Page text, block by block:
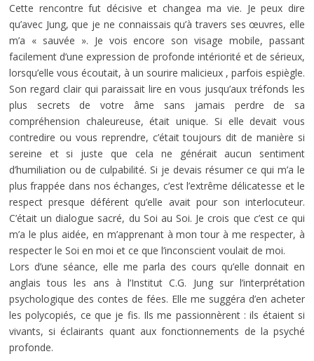
Cette rencontre fut décisive et changea ma vie. Je peux dire
qu’avec Jung, que je ne connaissais qu’à travers ses œuvres, elle
m’a « sauvée ». Je vois encore son visage mobile, passant
facilement d’une expression de profonde intériorité et de sérieux,
lorsqu’elle vous écoutait, à un sourire malicieux , parfois espiègle.
Son regard clair qui paraissait lire en vous jusqu’aux tréfonds les
plus secrets de votre âme sans jamais perdre de sa
compréhension chaleureuse, était unique. Si elle devait vous
contredire ou vous reprendre, c’était toujours dit de manière si
sereine et si juste que cela ne générait aucun sentiment
d’humiliation ou de culpabilité. Si je devais résumer ce qui m’a le
plus frappée dans nos échanges, c’est l’extrême délicatesse et le
respect presque déférent qu’elle avait pour son interlocuteur.
C’était un dialogue sacré, du Soi au Soi. Je crois que c’est ce qui
m’a le plus aidée, en m’apprenant à mon tour à me respecter, à
respecter le Soi en moi et ce que l’inconscient voulait de moi.
Lors d’une séance, elle me parla des cours qu’elle donnait en
anglais tous les ans à l’Institut C.G. Jung sur l’interprétation
psychologique des contes de fées. Elle me suggéra d’en acheter
les polycopiés, ce que je fis. Ils me passionnèrent : ils étaient si
vivants, si éclairants quant aux fonctionnements de la psyché
profonde.